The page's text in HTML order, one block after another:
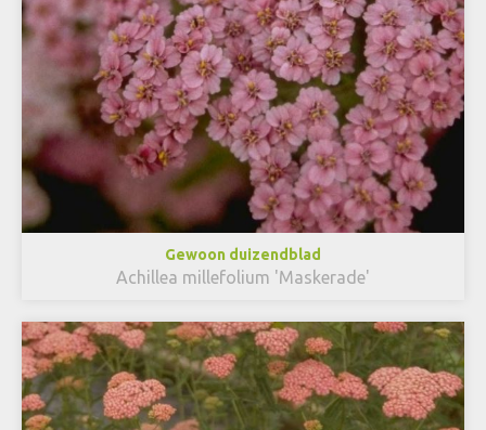
Gewoon duizendblad
Achillea millefolium 'Maskerade'